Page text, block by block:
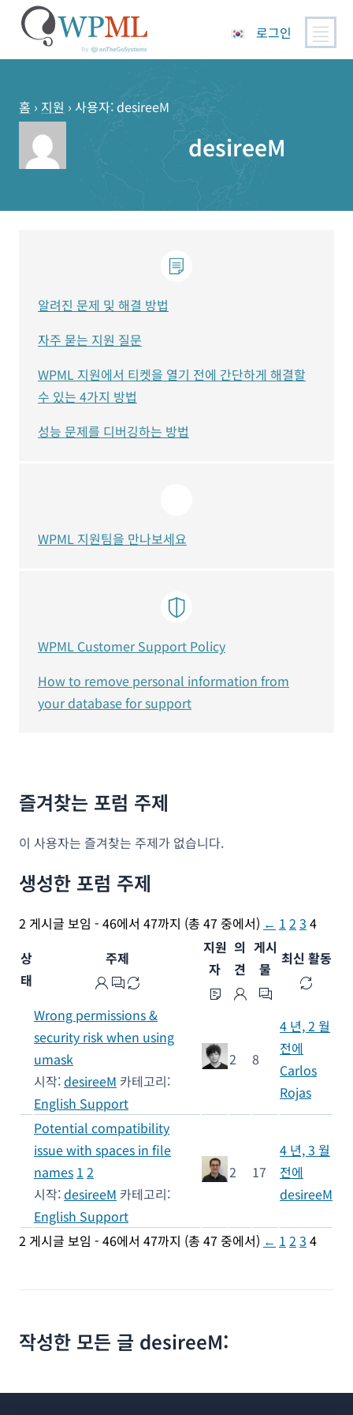
로그인
홈 › 지원 › 사용자: desireeM
desireeM
즐겨찾는 포럼 주제
이 사용자는 즐겨찾는 주제가 없습니다.
생성한 포럼 주제
2 게시글 보임 - 46에서 47까지 (총 47 중에서) ← 1 2 3 4
상
태
주제
지원
자
의
견
게시
물
최신 활동
Wrong permissions &
security risk when using
umask
시작:desireeM 카테고리:
English Support
2 8
4 년, 2 월
전에
Carlos
Rojas
Potential compatibility
issue with spaces in file
names 1 2
시작:desireeM 카테고리:
English Support
2 17
4 년, 3 월
전에
desireeM
2 게시글 보임 - 46에서 47까지 (총 47 중에서) ← 1 2 3 4
작성한 모든 글 desireeM:
알려진 문제 및 해결 방법
자주 묻는 지원 질문
WPML 지원에서 티켓을 열기 전에 간단하게 해결할
수 있는 4가지 방법
성능 문제를 디버깅하는 방법
WPML 지원팀을 만나보세요
WPML Customer Support Policy
How to remove personal information from
your database for support